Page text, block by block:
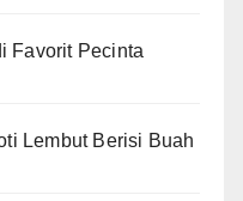
Favorit Pecinta
Lembut Berisi Buah